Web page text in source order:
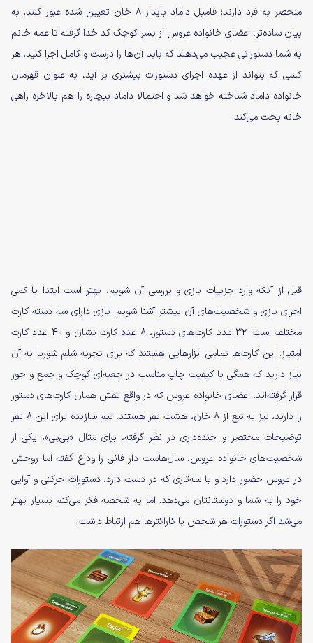
منحصر به فرد دارند: فامیل داماد بایداز ۸ خان تعیین شده عبور کنند. به
بیان ساده‌تر، اعضای خانواده عروس از پسر کوچک کد خدا گرفته تا عمه خانم
به شما دستوراتی عجیب می‌دهند که باید آن‌ها را درست و کامل اجرا کنید. هر
کسی که بتواند از عهده اجرای دستورات بیشتری بر آید، به عنوان قهرمان
خانواده داماد شناخته خواهد شد و احتمالا داماد بیچاره را هم بالاخره راهی
خانه بخت می‌کند.
قبل از آنکه وارد جزییات بازی و بررسی آن شویم، بهتر است ابتدا با کمی
اجزای بازی و شخصیت‌های آن بیشتر آشنا شویم. بازی دارای سه دسته کارت
مختلف است: ۳۲ عدد کارت‌های دستور، ۸ عدد کارت نشان و ۴۰ عدد کارت
امتیاز. این کارت‌ها تمامی ابزارهایی هستند که برای تجربه شلم شوربا به آن
نیاز دارید که همگی با کیفیت چاپ مناسب در جعبه‌ای کوچک و جمع و جور
قرار گرفته‌اند. اعضای خانواده عروس که در واقع نقش همان کارت‌های دستور
را دارند، نیز به تبع از ۸ خان، هشت نفر هستند. تیم سازنده برای این ۸ نفر
توضیحات مختصر و خنده‌داری در نظر گرفته، برای مثال «بی‌بی»، یکی از
شخصیت‌های خانواده عروس، سال‌هاست دار فانی را وداع گفته اما روحش
در عروس حضور دارد و با سه‌تاری که در دست دارد، دستورات حرکتی و آوایی
خود را به شما و دوستانتان می‌دهد. اما به شخصه فکر می‌کنم بسیار بهتر
می‌شد اگر دستورات هر شخص با کاراکترها هم ارتباط داشت.